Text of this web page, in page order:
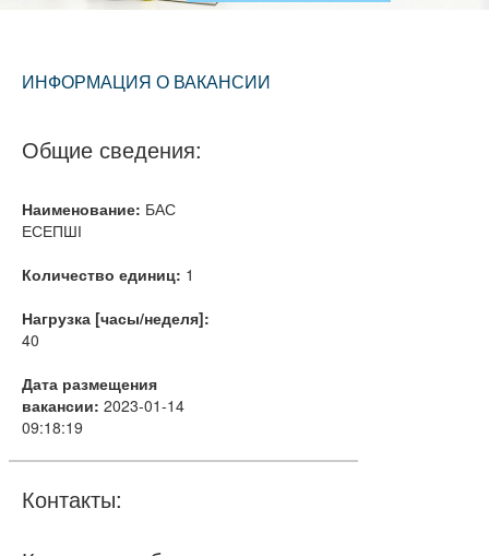
ИНФОРМАЦИЯ О ВАКАНСИИ
Общие сведения:
Наименование: БАС
ЕСЕПШІ
Количество единиц: 1
Нагрузка [часы/неделя]:
40
Дата размещения
вакансии: 2023-01-14
09:18:19
Контакты: